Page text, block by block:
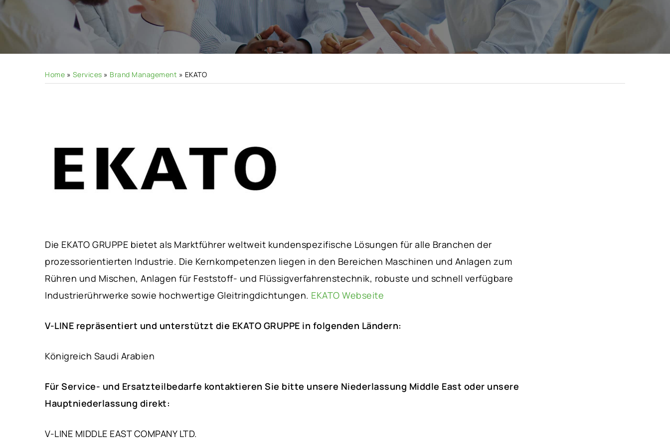
Hit enter to search or ESC to close
Home » Services » Brand Management » EKATO
Die EKATO GRUPPE bietet als Marktführer weltweit kundenspezifische Lösungen für alle Branchen der
prozessorientierten Industrie. Die Kernkompetenzen liegen in den Bereichen Maschinen und Anlagen zum
Rühren und Mischen, Anlagen für Feststoff- und Flüssigverfahrenstechnik, robuste und schnell verfügbare
Industrierührwerke sowie hochwertige Gleitringdichtungen. EKATO Webseite
V-LINE repräsentiert und unterstützt die EKATO GRUPPE in folgenden Ländern:
Königreich Saudi Arabien
Für Service- und Ersatzteilbedarfe kontaktieren Sie bitte unsere Niederlassung Middle East oder unsere
Hauptniederlassung direkt:
V-LINE MIDDLE EAST COMPANY LTD.